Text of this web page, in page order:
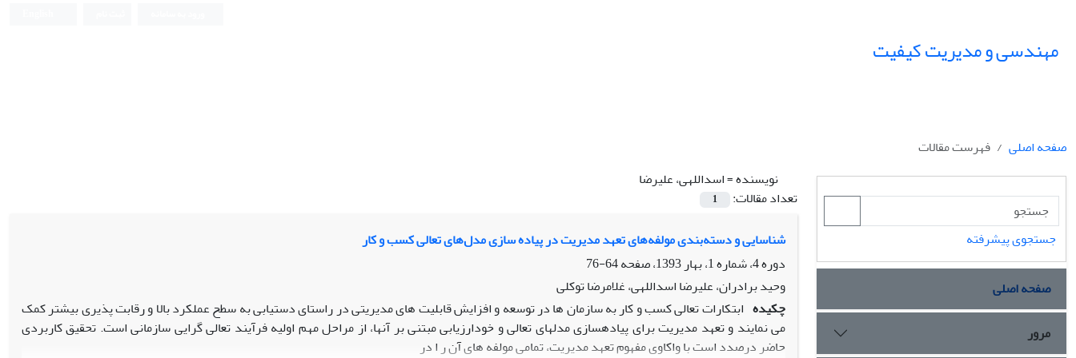
مهندسی و مدیریت کیفیت
صفحه اصلی
فهرست مقالات
نویسنده =اسداللهی، علیرضا
تعداد مقالات:
1
شناسایی و دسته‌بندی مولفه‌های تعهد مدیریت در پیاده سازی مدل‌های تعالی کسب و کار
دوره 4، شماره 1، بهار 1393، صفحه
64-76
وحید برادران، علیرضا اسداللهی، غلامرضا توکلی
چکیده ابتکارات تعالی کسب و کار به سازمان ها در توسعه و افزایش قابلیت های مدیریتی در راستای دستیابی به سطح عملکرد بالا و رقابت پذیری بیشتر کمک
می نمایند و تعهد مدیریت برای پیادهسازی مدلهای تعالی و خودارزیابی مبتنی بر آنها، از مراحل مهم اولیه فرآیند تعالی گرایی سازمانی است. تحقیق کاربردی
حاضر درصدد است با واکاوی مفهوم تعهد مدیریت، تمامی مولفه های آن ر ا در
جستجوی پیشرفته
صفحه اصلی
مرور